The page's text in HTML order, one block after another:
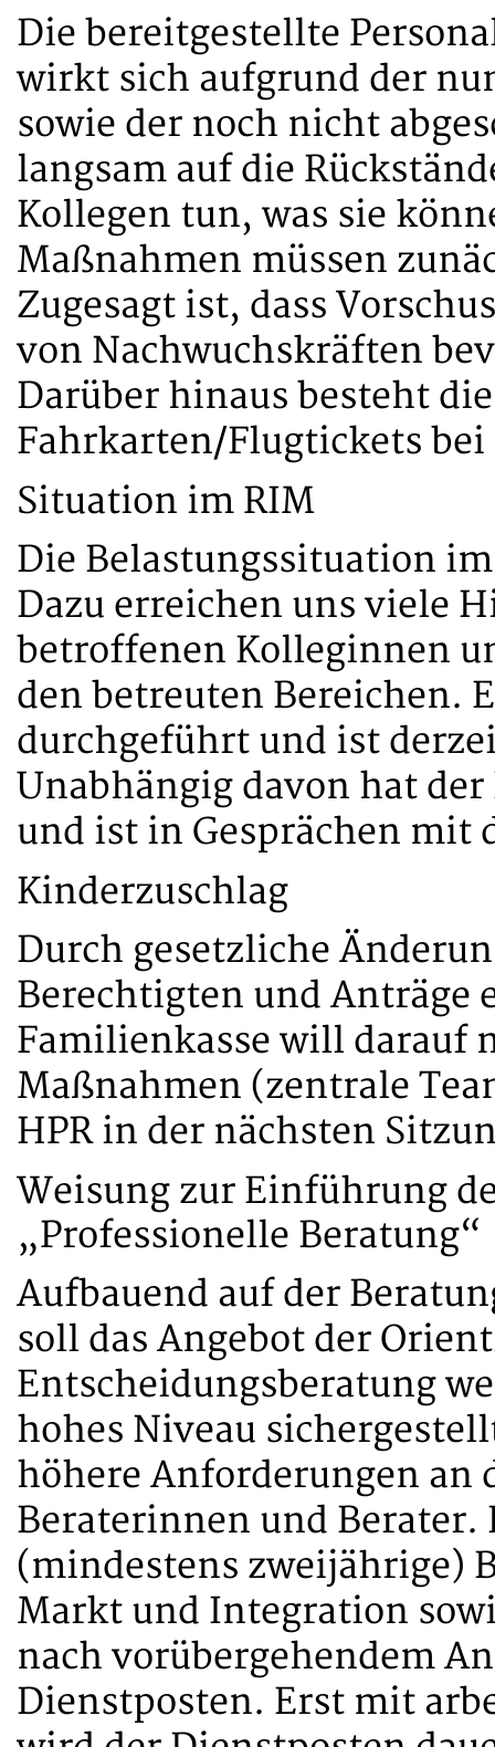
Die bereitgestellte
wirkt sich aufgrund der
sowie der noch nicht
langsam auf die
Kollegen tun, was sie
Maßnahmen müssen
Zugesagt ist, dass
von Nachwuchskräften
Darüber hinaus besteht
Fahrkarten/Flugtickets bei
Situation im RIM
Die Belastungssituation
Dazu erreichen uns viele
betroffenen Kolleginnen
den betreuten Bereichen.
durchgeführt und ist
Unabhängig davon hat
und ist in Gesprächen mit
Kinderzuschlag
Durch gesetzliche
Berechtigten und Anträge
Familienkasse will darauf
Maßnahmen (zentrale
HPR in der nächsten
Weisung zur Einführung
„Professionelle Beratung“
Aufbauend auf der
soll das Angebot der
Entscheidungsberatung
hohes Niveau
höhere Anforderungen
Beraterinnen und
(mindestens zweijährige)
Markt und Integration
nach vorübergehendem
Dienstposten. Erst mit